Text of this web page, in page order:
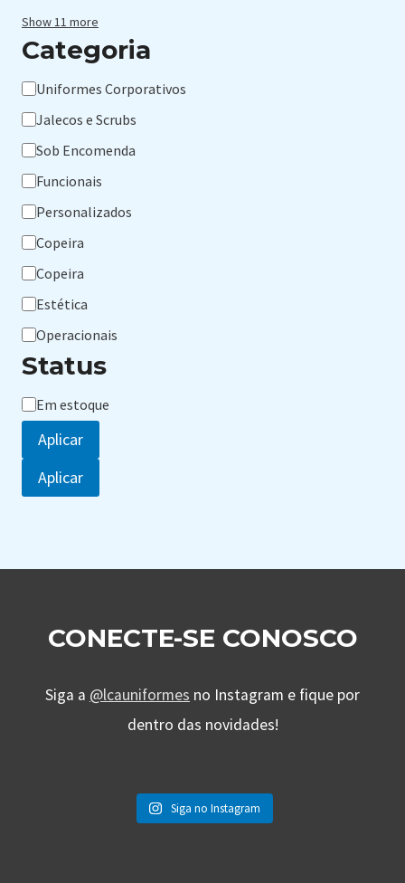
Show 11 more
Categoria
Categoria
Uniformes Corporativos
Jalecos e Scrubs
Sob Encomenda
Funcionais
Personalizados
Copeira
Copeira
Estética
Operacionais
Status
Status
Em estoque
Aplicar
Aplicar
CONECTE-SE CONOSCO
Siga a @lcauniformes no Instagram e fique por
dentro das novidades!
Siga no Instagram